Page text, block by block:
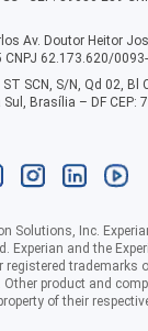
Av. Doutor Heitor
CNPJ 62.173.620/
SCN, S/N, Qd 02, Bl
Brasília – DF CEP:
Solutions, Inc.
Experian and the
registered trademarks
product and
of their